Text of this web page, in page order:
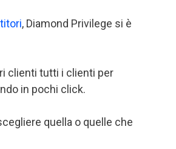
, Diamond Privilege si è
clienti tutti i clienti per
in pochi click.
quella o quelle che